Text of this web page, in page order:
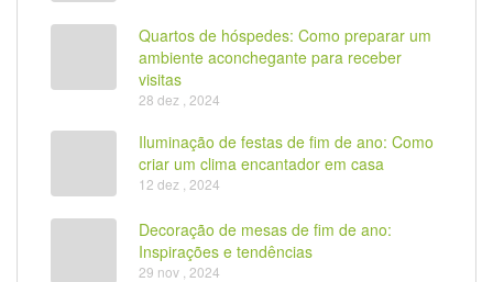
Quartos de hóspedes: Como preparar um
ambiente aconchegante para receber
visitas
28 dez , 2024
Iluminação de festas de fim de ano: Como
criar um clima encantador em casa
12 dez , 2024
Decoração de mesas de fim de ano:
Inspirações e tendências
29 nov , 2024